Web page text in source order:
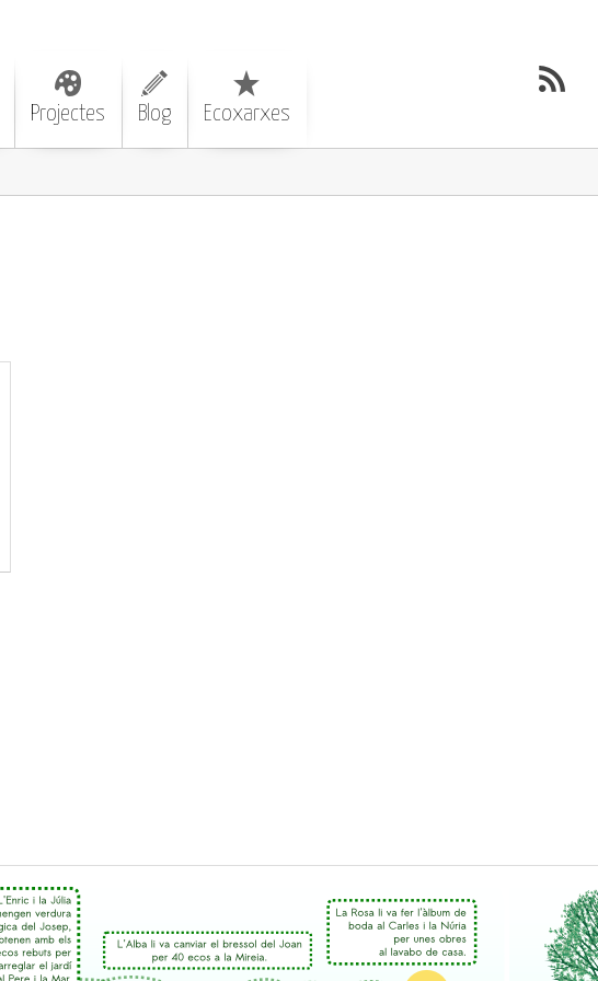
Projectes Blog Ecoxarxes